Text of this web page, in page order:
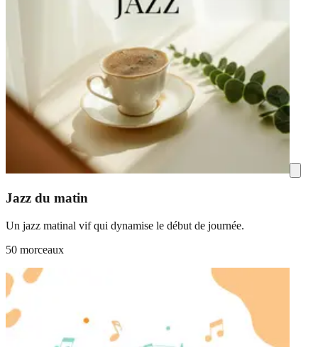
Jazz du matin
Un jazz matinal vif qui dynamise le début de journée.
50 morceaux